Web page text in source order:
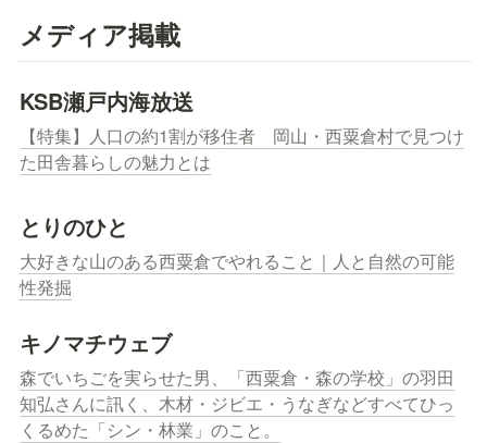
メディア掲載
KSB瀬戸内海放送
【特集】人口の約1割が移住者　岡山・西粟倉村で見つけ
た田舎暮らしの魅力とは
とりのひと
大好きな山のある西粟倉でやれること｜人と自然の可能
性発掘
キノマチウェブ
森でいちごを実らせた男、「西粟倉・森の学校」の羽田
知弘さんに訊く、木材・ジビエ・うなぎなどすべてひっ
くるめた「シン・林業」のこと。